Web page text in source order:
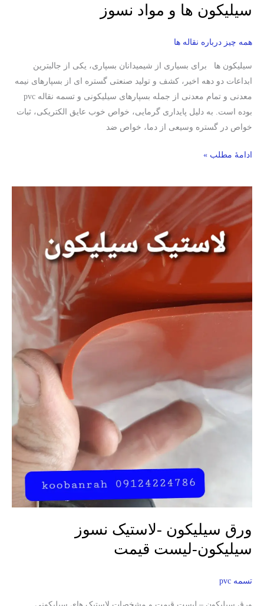
سیلیکون ها و مواد نسوز
همه چیز درباره نقاله ها
سیلیکون ها برای بسیاری از شیمیدانان بسپاری، یکی از جالبترین
ابداعات دو دهه اخیر، کشف و تولید صنعتی گستره ای از بسپارهای نیمه
معدنی و تمام معدنی از جمله بسپارهای سیلیکونی و تسمه نقاله pvc
بوده است. به دلیل پایداری گرمایی، خواص خوب عایق الکتریکی، ثبات
خواص در گستره وسیعی از دما، خواص ضد
ادامۀ مطلب »
ورق سیلیکون -لاستیک نسوز
سیلیکون-لیست قیمت
تسمه pvc
ورق
سیلیکون
-لاستیک
نسوز
سیلیکون-
قیمت